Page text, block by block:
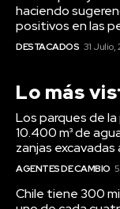
Lo más
Los parques de
10.400 m³ de
AGENTES DE CAMBIO
Chile tiene 300
uno de cada
línea de...
AGENTES DE CAMBIO
8 de cada 10